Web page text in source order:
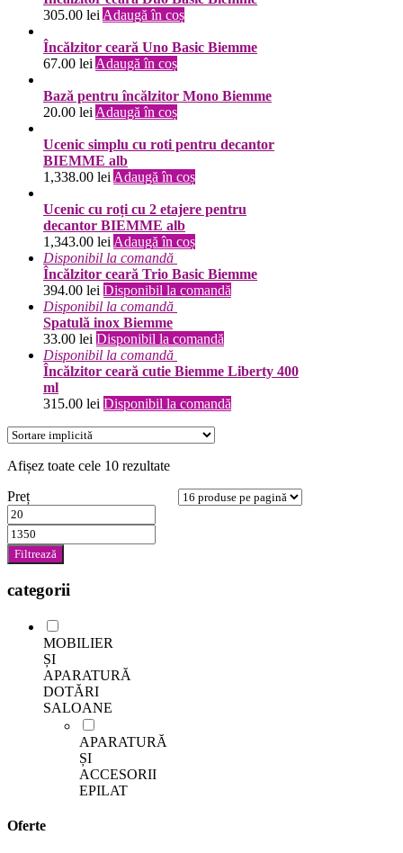
305.00 lei Adaugă în coș
Încălzitor ceară Uno Basic Biemme
67.00 lei Adaugă în coș
Bază pentru încălzitor Mono Biemme
20.00 lei Adaugă în coș
Ucenic simplu cu roti pentru decantor
BIEMME alb
1,338.00 lei Adaugă în coș
Ucenic cu roți cu 2 etajere pentru
decantor BIEMME alb
1,343.00 lei Adaugă în coș
Disponibil la comandă
Încălzitor ceară Trio Basic Biemme
394.00 lei Disponibil la comandă
Disponibil la comandă
Spatulă inox Biemme
33.00 lei Disponibil la comandă
Disponibil la comandă
Încălzitor ceară cutie Biemme Liberty 400
ml
315.00 lei Disponibil la comandă
Afișez toate cele 10 rezultate
Preț
Preț
minim
Preț
maxim
Filtrează
categorii
MOBILIER
ȘI
APARATURĂ
DOTĂRI
SALOANE
APARATURĂ
ȘI
ACCESORII
EPILAT
Oferte